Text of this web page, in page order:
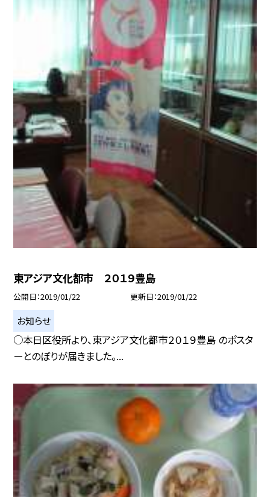
東アジア文化都市 ２０１９豊島
公開日 2019/01/22 更新日 2019/01/22
お知らせ
○本日区役所より、東アジア文化都市２０１９豊島 のポスタ
ーとのぼりが届きました。...